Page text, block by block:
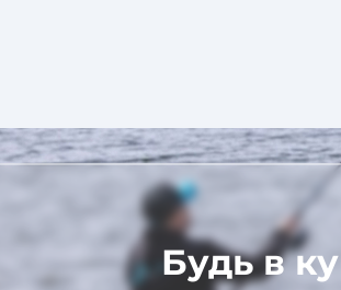
Будь в